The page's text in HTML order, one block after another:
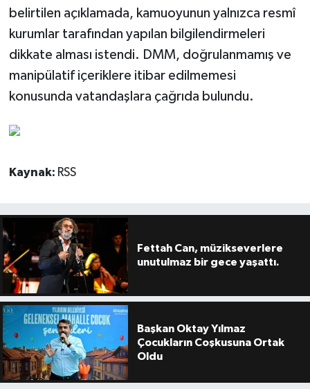
belirtilen açıklamada, kamuoyunun yalnızca resmî
kurumlar tarafından yapılan bilgilendirmeleri
dikkate alması istendi. DMM, doğrulanmamış ve
manipülatif içeriklere itibar edilmemesi
konusunda vatandaşlara çağrıda bulundu.
Kaynak: RSS
Fettah Can, müzikseverlere
unutulmaz bir gece yaşattı.
Başkan Oktay Yılmaz
Çocukların Coşkusuna Ortak
Oldu